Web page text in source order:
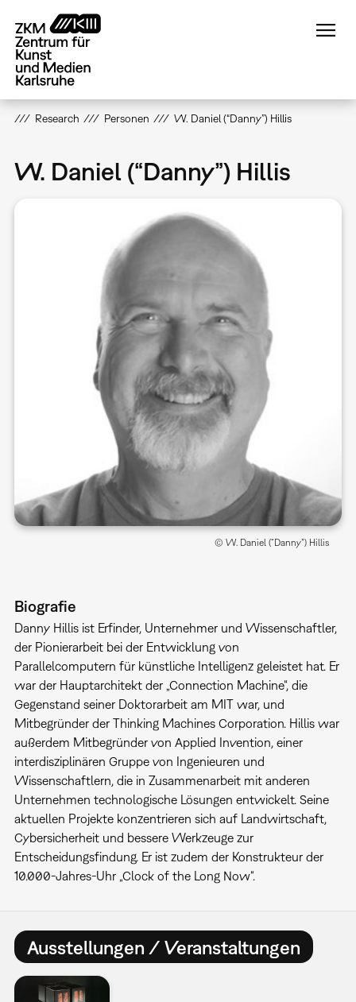
zum
Inhalt
Research Personen W. Daniel (“Danny”) Hillis
W. Daniel (“Danny”) Hillis
© W. Daniel (“Danny”) Hillis
Biografie
Danny Hillis ist Erfinder, Unternehmer und Wissenschaftler,
der Pionierarbeit bei der Entwicklung von
Parallelcomputern für künstliche Intelligenz geleistet hat. Er
war der Hauptarchitekt der „Connection Machine“, die
Gegenstand seiner Doktorarbeit am MIT war, und
Mitbegründer der Thinking Machines Corporation. Hillis war
außerdem Mitbegründer von Applied Invention, einer
interdisziplinären Gruppe von Ingenieuren und
Wissenschaftlern, die in Zusammenarbeit mit anderen
Unternehmen technologische Lösungen entwickelt. Seine
aktuellen Projekte konzentrieren sich auf Landwirtschaft,
Cybersicherheit und bessere Werkzeuge zur
Entscheidungsfindung. Er ist zudem der Konstrukteur der
10.000-Jahres-Uhr „Clock of the Long Now“.
Ausstellungen / Veranstaltungen